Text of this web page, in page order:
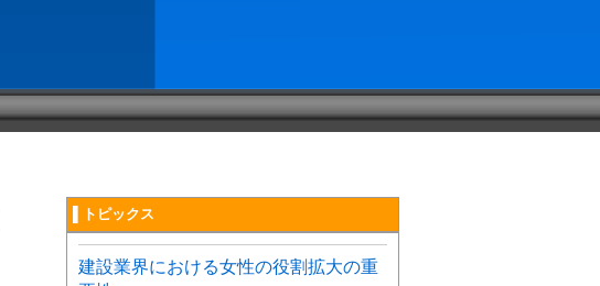
▌トピックス
建設業界における女性の役割拡大の重